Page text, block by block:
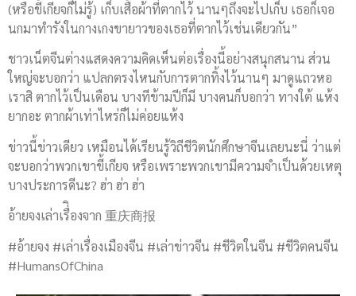
(หรือขี้เกียจก็ไม่รู้) เก็บเสื้อผ้าที่ตากไว้ นานๆถึงจะไปเก็บ เธอก็เจอ
นกมาทำรังในกางเกงขายาวของเธอที่ตากไว้เช่นเดียวกัน”
ชาวเน็ตจีนต่างแสดงความคิดเห็นต่อเรื่องนี้อย่างสนุกสนาน ส่วน
ใหญ่จะบอกว่า แปลกตรงไหนกับการตากทิ้งไว้นานๆ มาดูแถวหอ
เราสิ ตากไว้เป็นเดือน บางทีข้ามปีก็มี บางคนก็บอกว่า ทางใต้ แห้ง
ยากอะ ตากผ้าเท่าไหร่ก็ไม่ค่อยแห้ง
ข่าวนี้ข่าวเดียว เหมือนได้เรียนรู้วิถีชีวิตนักศึกษาจีนเลยนะนี่ ว่าแต่
จะบอกว่าพวกเขาขี้เกียจ หรือเพราะพวกเขามีความจำเป็นด้วยเหตุ
บางประการดีนะ? ฮ่า ฮ่า ฮ่า
อ้ายจงเล่าเรื่ิองจาก 重庆商报
#อ้ายจง #เล่าเรื่องเมืองจีน #เล่าข่าวจีน #ชีวิตในจีน #ชีวิตคนจีน
#HumansOfChina